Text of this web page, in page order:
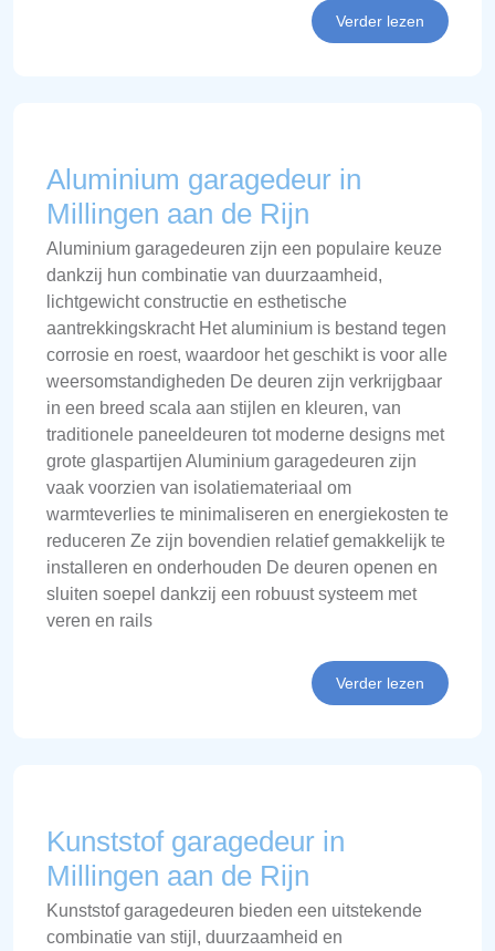
Verder lezen
Aluminium garagedeur in
Millingen aan de Rijn
Aluminium garagedeuren zijn een populaire keuze
dankzij hun combinatie van duurzaamheid,
lichtgewicht constructie en esthetische
aantrekkingskracht Het aluminium is bestand tegen
corrosie en roest, waardoor het geschikt is voor alle
weersomstandigheden De deuren zijn verkrijgbaar
in een breed scala aan stijlen en kleuren, van
traditionele paneeldeuren tot moderne designs met
grote glaspartijen Aluminium garagedeuren zijn
vaak voorzien van isolatiemateriaal om
warmteverlies te minimaliseren en energiekosten te
reduceren Ze zijn bovendien relatief gemakkelijk te
installeren en onderhouden De deuren openen en
sluiten soepel dankzij een robuust systeem met
veren en rails
Verder lezen
Kunststof garagedeur in
Millingen aan de Rijn
Kunststof garagedeuren bieden een uitstekende
combinatie van stijl, duurzaamheid en